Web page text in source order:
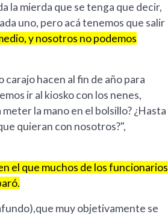
la mierda que se tenga que decir,
uno, pero acá tenemos que salir
y nosotros no podemos
hacen al fin de año para
ir al kiosko con los nenes,
la mano en el bolsillo? ¿Hasta
quieran con nosotros?",
el que muchos de los funcionarios
muy objetivamente se